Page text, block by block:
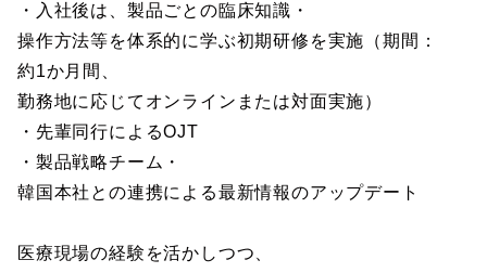
・入社後は、製品ごとの臨床知識・
操作方法等を体系的に学ぶ初期研修を実施（期間：
約1か月間、
勤務地に応じてオンラインまたは対面実施）
・先輩同行によるOJT
・製品戦略チーム・
韓国本社との連携による最新情報のアップデート
医療現場の経験を活かしつつ、